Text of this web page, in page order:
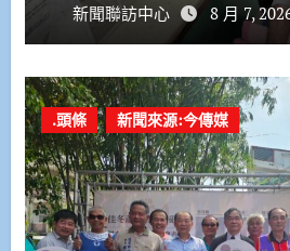
新聞聯訪中心 8 月 7,
.頭條 新聞來源:今傳媒